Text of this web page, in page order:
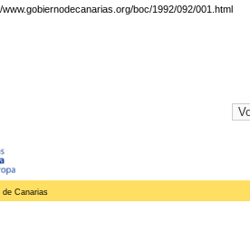
www.gobiernodecanarias.org/boc/1992/092/001.html
Canarias